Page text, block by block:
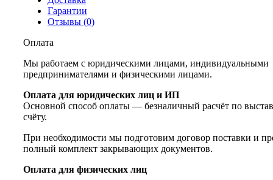
Гарантии
Отзывы (0)
Оплата
Мы работаем с юридическими лицами, индивидуальными
предпринимателями и физическими лицами.
Оплата для юридических лиц и ИП
Основной способ оплаты — безналичный расчёт по
счёту.
При необходимости мы подготовим договор поставки и
полный комплект закрывающих документов.
Оплата для физических лиц